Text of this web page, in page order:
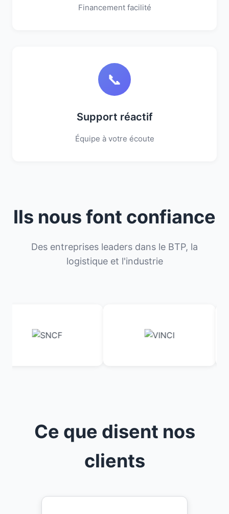
Financement facilité
📞
Support réactif
Équipe à votre écoute
Ils nous font confiance
Des entreprises leaders dans le BTP, la
logistique et l'industrie
Ce que disent nos
clients